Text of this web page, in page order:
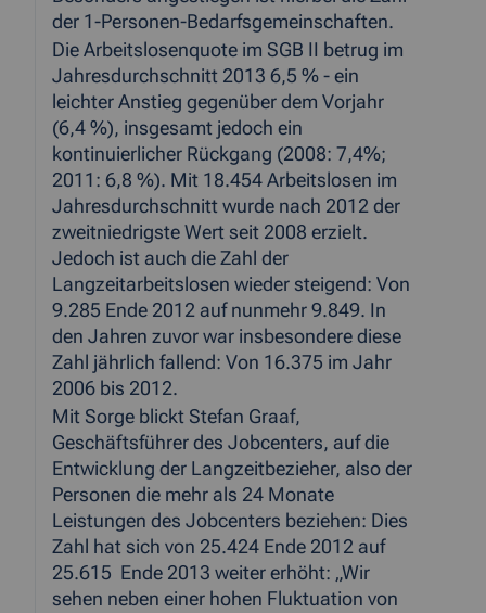
der 1-Personen-Bedarfsgemeinschaften.
Die Arbeitslosenquote im SGB II betrug im
Jahresdurchschnitt 2013 6,5 % - ein
leichter Anstieg gegenüber dem Vorjahr
(6,4 %), insgesamt jedoch ein
kontinuierlicher Rückgang (2008: 7,4%;
2011: 6,8 %). Mit 18.454 Arbeitslosen im
Jahresdurchschnitt wurde nach 2012 der
zweitniedrigste Wert seit 2008 erzielt.
Jedoch ist auch die Zahl der
Langzeitarbeitslosen wieder steigend: Von
9.285 Ende 2012 auf nunmehr 9.849. In
den Jahren zuvor war insbesondere diese
Zahl jährlich fallend: Von 16.375 im Jahr
2006 bis 2012.
Mit Sorge blickt Stefan Graaf,
Geschäftsführer des Jobcenters, auf die
Entwicklung der Langzeitbezieher, also der
Personen die mehr als 24 Monate
Leistungen des Jobcenters beziehen: Dies
Zahl hat sich von 25.424 Ende 2012 auf
25.615 Ende 2013 weiter erhöht: „Wir
sehen neben einer hohen Fluktuation von